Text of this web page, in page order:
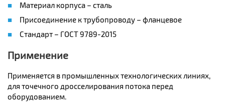
Материал корпуса – сталь
Присоединение к трубопроводу – фланцевое
Стандарт – ГОСТ 9789-2015
Применение
Применяется в промышленных технологических линиях,
для точечного дросселирования потока перед
оборудованием.